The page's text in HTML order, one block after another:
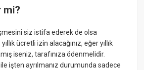
mi?
siz istifa ederek de olsa
ücretli izin alacağınız, eğer yıllık
iseniz, tarafınıza ödenmelidir.
işten ayrılmanız durumunda sadece